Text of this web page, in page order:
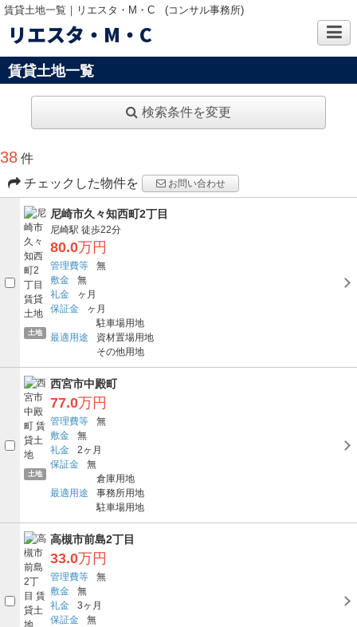
賃貸土地一覧｜リエスタ・M・C (コンサル事務所)
リエスタ・M・C
賃貸土地一覧
検索条件を変更
38 件
チェックした物件を
お問い合わせ
土地
尼崎市久々知西町2丁目
尼崎駅 徒歩22分
80.0万円
管理費等
無
敷金
無
礼金
ヶ月
保証金
ヶ月
最適用途
駐車場用地
資材置場用地
その他用地
土地
西宮市中殿町
77.0万円
管理費等
無
敷金
無
礼金
2ヶ月
保証金
無
最適用途
倉庫用地
事務所用地
駐車場用地
高槻市前島2丁目
33.0万円
管理費等
無
敷金
無
礼金
3ヶ月
保証金
無